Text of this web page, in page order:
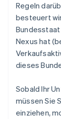
Regeln
besteuert
Nexus hat
dieses
Sobald Ihr
müssen Sie
einziehen,